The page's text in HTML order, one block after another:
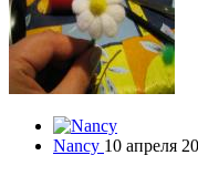
Nancy 10 апреля